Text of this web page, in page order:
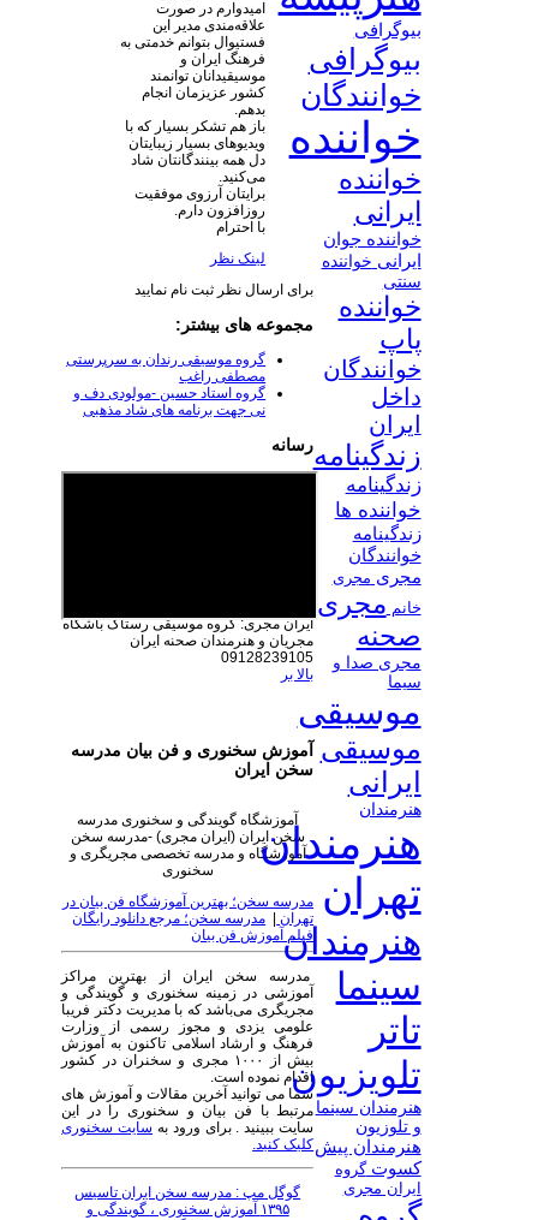
امیدوارم در صورت
علاقه‌مندی مدیر این
فستیوال بتوانم خدمتی به
فرهنگ ایران و
موسیقیدانان توانمند
کشور عزیزمان انجام
بدهم.
باز هم تشکر بسیار که با
ویدیوهای بسیار زیبایتان
دل همه بینندگانتان شاد
می‌کنید.
برایتان آرزوی موفقیت
روزافزون دارم.
با احترام
لینک نظر
برای ارسال نظر ثبت نام نمایید
مجموعه های بیشتر:
گروه موسیقی رندان به سرپرستی
مصطفی راغب
گروه استاد حسین -مولودی دف و
نی جهت برنامه های شاد مذهبی
رسانه
ایران مجری: گروه موسیقی رستاک باشگاه
مجریان و هنرمندان صحنه ایران
09128239105
بالا بر
آموزش سخنوری و فن بیان مدرسه
سخن ایران
آموزشگاه گویندگی و سخنوری مدرسه
سخن ایران (ایران مجری) -مدرسه سخن
آموزشگاه و مدرسه تخصصی مجریگری و
سخنوری
مدرسه سخن؛ بهترین آموزشگاه فن بیان در
تهران
مدرسه سخن؛ مرجع دانلود رایگان
فیلم آموزش فن بیان
مدرسه سخن ایران از بهترین مراکز
آموزشی در زمینه سخنوری و گویندگی و
مجریگری می‌باشد که با مدیریت دکتر فریبا
علومی یزدی و مجوز رسمی از وزارت
فرهنگ و ارشاد اسلامی تاکنون به آموزش
بیش از ۱۰۰۰ مجری و سخنران در کشور
اقدام نموده است.
شما می توانید آخرین مقالات و آموزش های
مرتبط با فن بیان و سخنوری را در این
سایت ببینید . برای ورود به سایت سخنوری
کلیک کنید.
گوگل مپ : مدرسه سخن ایران تاسیس
۱۳۹۵ آموزش سخنوری ، گویندگی و
بیوگرافی
بیوگرافی
خوانندگان
خواننده
خواننده
ایرانی
خواننده جوان
ایرانی خواننده
سنتی
خواننده
پاپ
خوانندگان
داخل
ایران
زندگینامه
زندگینامه
خواننده ها
زندگینامه
خوانندگان
مجری مجری
خانم مجری
صحنه
مجری صدا و
سیما
موسیقی
موسیقی
ایرانی
هنرمندان
هنرمندان
تهران
هنرمندان
سینما
تاتر
تلویزیون
هنرمندان سینما
و تلوزیون
هنرمندان پیش
کسوتگروه
ایران مجری